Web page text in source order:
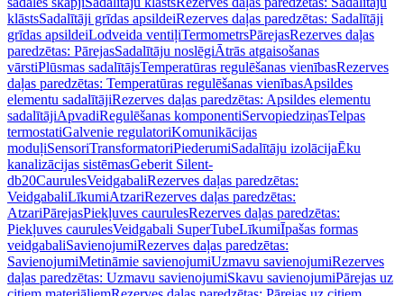
klāstsSadalītāji grīdas apsildeiRezerves daļas paredzētas: Sadalītāji
grīdas apsildeiLodveida ventiļiTermometrsPārejasRezerves daļas
paredzētas: PārejasSadalītāju noslēgiĀtrās atgaisošanas
vārstiPlūsmas sadalītājsTemperatūras regulēšanas vienībasRezerves
daļas paredzētas: Temperatūras regulēšanas vienībasApsildes
elementu sadalītājiRezerves daļas paredzētas: Apsildes elementu
sadalītājiApvadiRegulēšanas komponentiServopiedziņasTelpas
termostatiGalvenie regulatoriKomunikācijas
moduļiSensoriTransformatoriPiederumiSadalītāju izolācijaĒku
kanalizācijas sistēmasGeberit Silent-
db20CaurulesVeidgabaliRezerves daļas paredzētas:
VeidgabaliLīkumiAtzariRezerves daļas paredzētas:
AtzariPārejasPiekļuves caurulesRezerves daļas paredzētas:
Piekļuves caurulesVeidgabali SuperTubeLīkumiĪpašas formas
veidgabaliSavienojumiRezerves daļas paredzētas:
SavienojumiMetināmie savienojumiUzmavu savienojumiRezerves
daļas paredzētas: Uzmavu savienojumiSkavu savienojumiPārejas uz